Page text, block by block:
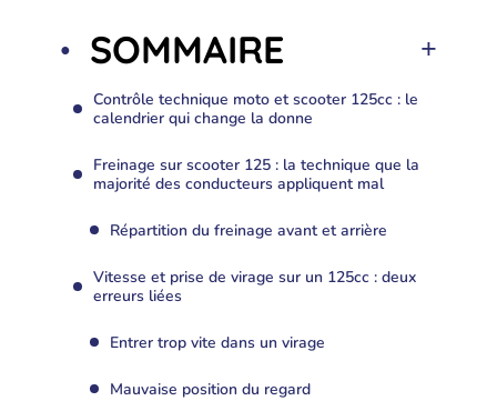
SOMMAIRE
Contrôle technique moto et scooter 125cc : le
calendrier qui change la donne
Freinage sur scooter 125 : la technique que la
majorité des conducteurs appliquent mal
Répartition du freinage avant et arrière
Vitesse et prise de virage sur un 125cc : deux
erreurs liées
Entrer trop vite dans un virage
Mauvaise position du regard